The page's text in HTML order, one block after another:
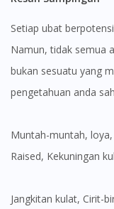
Setiap ubat
Namun, tidak semua
bukan sesuatu yang
pengetahuan anda
Muntah-muntah, loya, Cirit-birit, Ruam, kulit gatal, luka-luka kulit
Raised, Kekuningan
jangkitan kulat, Cirit-birit, loya, muntah, Anaphylaxis, Sakit